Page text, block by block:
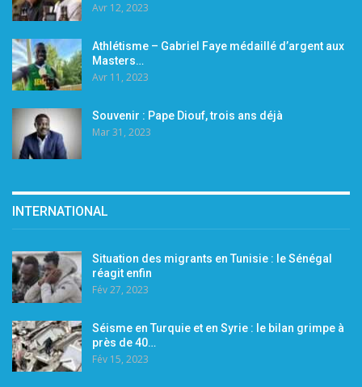
Avr 12, 2023
Athlétisme – Gabriel Faye médaillé d’argent aux
Masters…
Avr 11, 2023
Souvenir : Pape Diouf, trois ans déjà
Mar 31, 2023
INTERNATIONAL
Situation des migrants en Tunisie : le Sénégal
réagit enfin
Fév 27, 2023
Séisme en Turquie et en Syrie : le bilan grimpe à
près de 40…
Fév 15, 2023